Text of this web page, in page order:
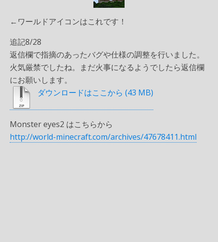
←ワールドアイコンはこれです！
追記8/28
返信欄で指摘のあったバグや仕様の調整を行いました。
火気厳禁でしたね。まだ火事になるようでしたら返信欄
にお願いします。
ダウンロードはここから
Monster eyes2 はこちらから
http://world-minecraft.com/archives/47678411.html